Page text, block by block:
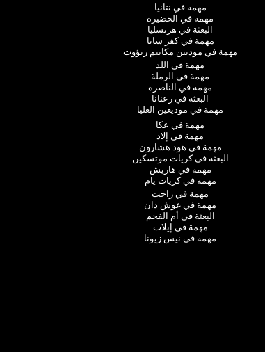
مهمة في نتانيا
مهمة في الخضيرة
البعثة في هرتسليا
مهمة في كفر سابا
مهمة في موديين مكابيم ريؤوت
مهمة في اللد
مهمة في الرملة
مهمة في الناصرة
البعثة في رعنانا
مهمة في موديعين العليا
مهمة في عكا
مهمة في إلاد
مهمة في هود هشارون
البعثة في كريات موتسكين
مهمة في هاريش
مهمة في كريات يام
مهمة في راحت
مهمة في غوش دان
البعثة في أم الفحم
مهمة في إيلات
مهمة في نيس زيونا